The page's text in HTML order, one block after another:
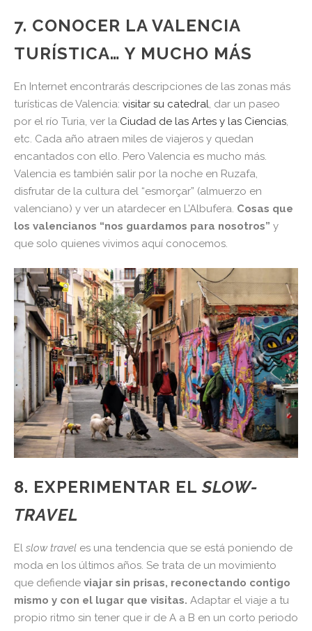
7. CONOCER LA VALENCIA
TURÍSTICA… Y MUCHO MÁS
En Internet encontrarás descripciones de las zonas más
turísticas de Valencia: visitar su catedral, dar un paseo
por el río Turia, ver la Ciudad de las Artes y las Ciencias,
etc. Cada año atraen miles de viajeros y quedan
encantados con ello. Pero Valencia es mucho más.
Valencia es también salir por la noche en Ruzafa,
disfrutar de la cultura del “esmorçar” (almuerzo en
valenciano) y ver un atardecer en L’Albufera. Cosas que
los valencianos “nos guardamos para nosotros” y
que solo quienes vivimos aquí conocemos.
8. EXPERIMENTAR ELSLOW-
TRAVEL
El slow travel es una tendencia que se está poniendo de
moda en los últimos años. Se trata de un movimiento
que defiende viajar sin prisas, reconectando contigo
mismo y con el lugar que visitas. Adaptar el viaje a tu
propio ritmo sin tener que ir de A a B en un corto periodo